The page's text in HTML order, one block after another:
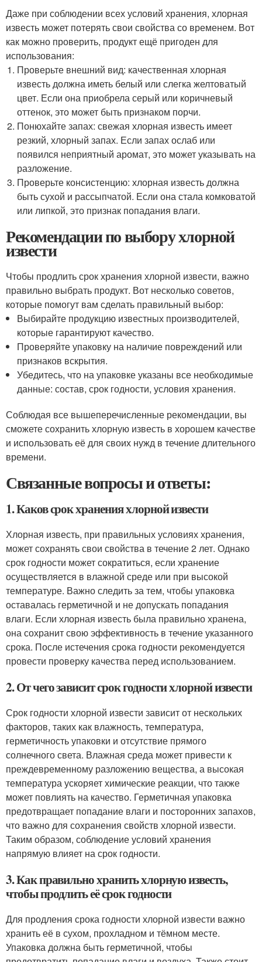
Даже при соблюдении всех условий хранения, хлорная
известь может потерять свои свойства со временем. Вот
как можно проверить, продукт ещё пригоден для
использования:
Проверьте внешний вид: качественная хлорная
известь должна иметь белый или слегка желтоватый
цвет. Если она приобрела серый или коричневый
оттенок, это может быть признаком порчи.
Понюхайте запах: свежая хлорная известь имеет
резкий, хлорный запах. Если запах ослаб или
появился неприятный аромат, это может указывать на
разложение.
Проверьте консистенцию: хлорная известь должна
быть сухой и рассыпчатой. Если она стала комковатой
или липкой, это признак попадания влаги.
Рекомендации по выбору хлорной
извести
Чтобы продлить срок хранения хлорной извести, важно
правильно выбрать продукт. Вот несколько советов,
которые помогут вам сделать правильный выбор:
Выбирайте продукцию известных производителей,
которые гарантируют качество.
Проверяйте упаковку на наличие повреждений или
признаков вскрытия.
Убедитесь, что на упаковке указаны все необходимые
данные: состав, срок годности, условия хранения.
Соблюдая все вышеперечисленные рекомендации, вы
сможете сохранить хлорную известь в хорошем качестве
и использовать её для своих нужд в течение длительного
времени.
Связанные вопросы и ответы:
1. Каков срок хранения хлорной извести
Хлорная известь, при правильных условиях хранения,
может сохранять свои свойства в течение 2 лет. Однако
срок годности может сократиться, если хранение
осуществляется в влажной среде или при высокой
температуре. Важно следить за тем, чтобы упаковка
оставалась герметичной и не допускать попадания
влаги. Если хлорная известь была правильно хранена,
она сохранит свою эффективность в течение указанного
срока. После истечения срока годности рекомендуется
провести проверку качества перед использованием.
2. От чего зависит срок годности хлорной извести
Срок годности хлорной извести зависит от нескольких
факторов, таких как влажность, температура,
герметичность упаковки и отсутствие прямого
солнечного света. Влажная среда может привести к
преждевременному разложению вещества, а высокая
температура ускоряет химические реакции, что также
может повлиять на качество. Герметичная упаковка
предотвращает попадание влаги и посторонних запахов,
что важно для сохранения свойств хлорной извести.
Таким образом, соблюдение условий хранения
напрямую влияет на срок годности.
3. Как правильно хранить хлорную известь,
чтобы продлить её срок годности
Для продления срока годности хлорной извести важно
хранить её в сухом, прохладном и тёмном месте.
Упаковка должна быть герметичной, чтобы